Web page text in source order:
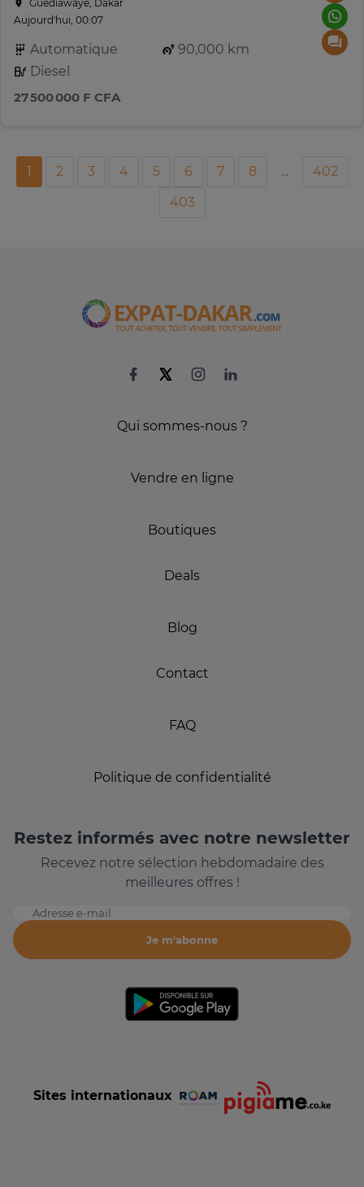
Guediawaye, Dakar
Aujourd'hui, 00:07
Automatique
90,000 km
Diesel
27 500 000 F CFA
1 2 3 4 5 6 7 8 ...
402
403
Qui sommes-nous ?
Vendre en ligne
Boutiques
Deals
Blog
Contact
FAQ
Politique de confidentialité
Restez informés avec notre newsletter
Recevez notre sélection hebdomadaire des
meilleures offres !
Adresse e-mail
Je m'abonne
Sites internationaux